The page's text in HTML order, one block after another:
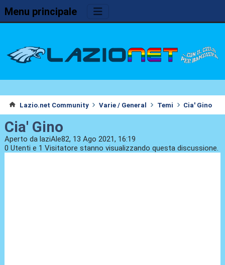
Menu principale
Lazio.net Community Varie / General Temi Cia' Gino
Cia' Gino
Aperto da laziAle82, 13 Ago 2021, 16:19
0 Utenti e 1 Visitatore stanno visualizzando questa discussione.